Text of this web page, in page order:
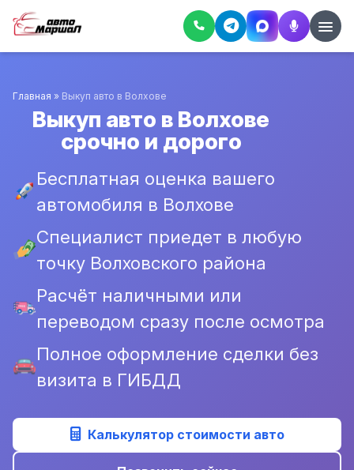
Главная » Выкуп авто в Волхове
Выкуп авто в Волхове
срочно и дорого
Бесплатная оценка вашего
автомобиля в Волхове
Специалист приедет в любую
точку Волховского района
Расчёт наличными или
переводом сразу после осмотра
Полное оформление сделки без
визита в ГИБДД
Калькулятор стоимости авто